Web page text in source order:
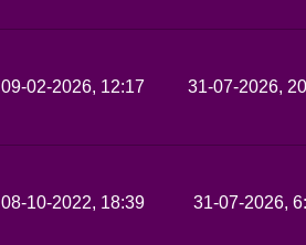
09-02-2026, 12:17
31-07-2026,
08-10-2022, 18:39
31-07-2026,